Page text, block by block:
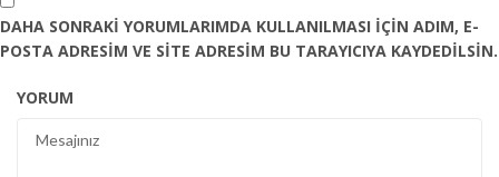
DAHA SONRAKI YORUMLARIMDA KULLANILMASI IÇIN ADIM, E-
POSTA ADRESIM VE SITE ADRESIM BU TARAYICIYA KAYDEDILSIN.
YORUM